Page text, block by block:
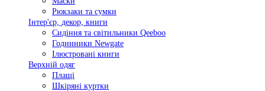
Рюкзаки та сумки
Інтер'єр, декор, книги
Сидіння та світильники Qeeboo
Годинники Newgate
Ілюстровані книги
Верхній одяг
Плащі
Шкіряні куртки